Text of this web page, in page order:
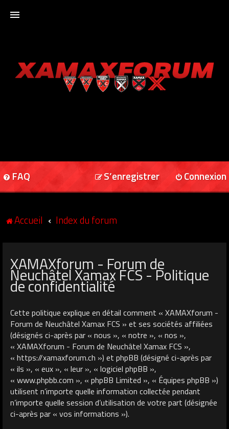
XAMAXFORUM
FAQ Connexion
S’enregistrer
Accueil Index du forum
XAMAXforum - Forum de
Neuchâtel Xamax FCS - Politique
de confidentialité
Cette politique explique en détail comment « XAMAXforum -
Forum de Neuchâtel Xamax FCS » et ses sociétés affiliées
(désignés ci-après par « nous », « notre », « nos »,
« XAMAXforum - Forum de Neuchâtel Xamax FCS »,
« https://xamaxforum.ch ») et phpBB (désigné ci-après par
« ils », « eux », « leur », « logiciel phpBB »,
« www.phpbb.com », « phpBB Limited », « Équipes phpBB »)
utilisent n’importe quelle information collectée pendant
n’importe quelle session d’utilisation de votre part (désignée
ci-après par « vos informations »).